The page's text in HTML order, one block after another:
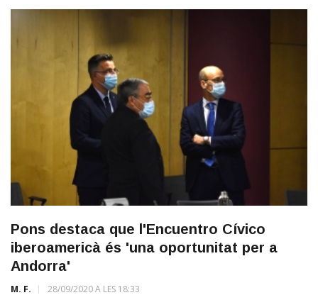
Pons destaca que l'Encuentro Cívico
iberoamericà és 'una oportunitat per a
Andorra'
M. F. 28/09/2020 A LES 18:33